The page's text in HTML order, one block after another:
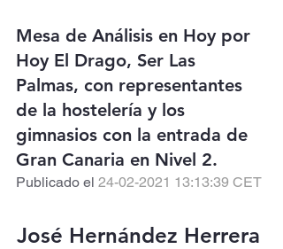
Mesa de Análisis en Hoy por
Hoy El Drago, Ser Las
Palmas, con representantes
de la hostelería y los
gimnasios con la entrada de
Gran Canaria en Nivel 2.
Publicado el 24-02-2021 13:13:39 CET
José Hernández Herrera